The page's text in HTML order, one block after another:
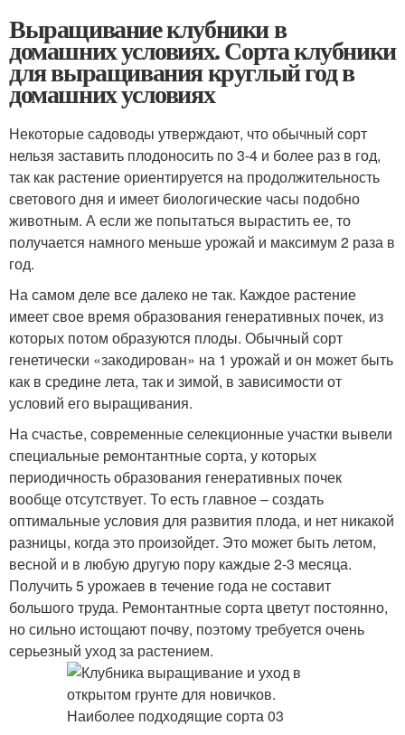
Выращивание клубники в
домашних условиях. Сорта клубники
для выращивания круглый год в
домашних условиях
Некоторые садоводы утверждают, что обычный сорт
нельзя заставить плодоносить по 3-4 и более раз в год,
так как растение ориентируется на продолжительность
светового дня и имеет биологические часы подобно
животным. А если же попытаться вырастить ее, то
получается намного меньше урожай и максимум 2 раза в
год.
На самом деле все далеко не так. Каждое растение
имеет свое время образования генеративных почек, из
которых потом образуются плоды. Обычный сорт
генетически «закодирован» на 1 урожай и он может быть
как в средине лета, так и зимой, в зависимости от
условий его выращивания.
На счастье, современные селекционные участки вывели
специальные ремонтантные сорта, у которых
периодичность образования генеративных почек
вообще отсутствует. То есть главное – создать
оптимальные условия для развития плода, и нет никакой
разницы, когда это произойдет. Это может быть летом,
весной и в любую другую пору каждые 2-3 месяца.
Получить 5 урожаев в течение года не составит
большого труда. Ремонтантные сорта цветут постоянно,
но сильно истощают почву, поэтому требуется очень
серьезный уход за растением.